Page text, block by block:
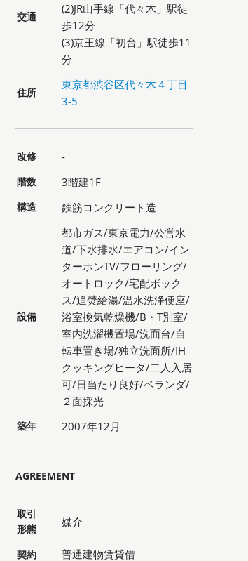
交通
(2)JR山手線「代々木」駅徒
歩12分
(3)京王線「初台」駅徒歩11
分
住所
東京都渋谷区代々木４丁目
3-5
改修 -
階数 3階建1F
構造 鉄筋コンクリート造
設備
都市ガス/東京電力/公営水
道/下水排水/エアコン/イン
ターホンTV/フローリング/
オートロック/宅配ボック
ス/追焚給湯/温水洗浄便座/
浴室換気乾燥機/B・T別室/
室内洗濯機置場/洗面台/自
転車置き場/独立洗面所/IH
クッキングヒータ/二人入居
可/日当たり良好/ベランダ/
２面採光
築年 2007年12月
AGREEMENT
取引
形態
媒介
契約 普通建物賃貸借